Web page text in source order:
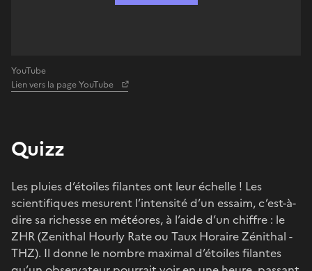
YouTube
Lien vers la page YouTube
Quizz
Les pluies d’étoiles filantes ont leur échelle ! Les
scientifiques mesurent l’intensité d’un essaim, c’est-à-
dire sa richesse en météores, à l’aide d’un chiffre : le
ZHR (Zenithal Hourly Rate ou Taux Horaire Zénithal -
THZ). Il donne le nombre maximal d’étoiles filantes